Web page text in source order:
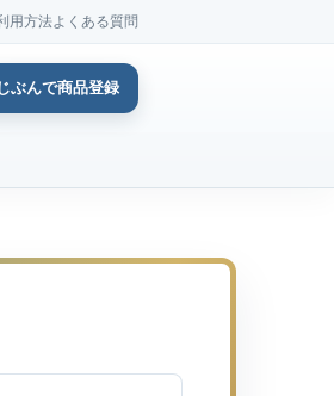
用方法よくある質問
じぶんで商品登録